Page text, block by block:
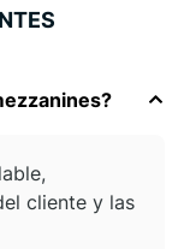
cliente y las